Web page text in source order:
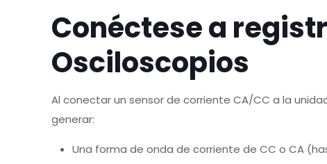
Conéctese a
Osciloscopios
Al conectar un sensor de corriente CA/CC a la
generar:
Una forma de onda de corriente de CC o CA